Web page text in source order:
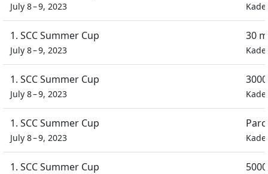
July 8 – 9, 2023
1. SCC Summer Cup
July 8 – 9, 2023
30
1. SCC Summer Cup
July 8 – 9, 2023
1. SCC Summer Cup
July 8 – 9, 2023
1. SCC Summer Cup